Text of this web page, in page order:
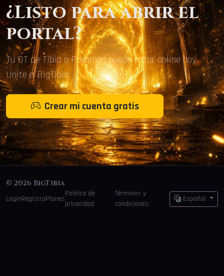
¿Listo para abrir el
portal?
Tu OT de Tibia o Pokémon puede estar online hoy.
Unite a BigTibia.
Crear mi cuenta gratis
© 2026 BigTibia
LoginRegistroPlanes
Política de
privacidad
Términos y
condiciones
Español